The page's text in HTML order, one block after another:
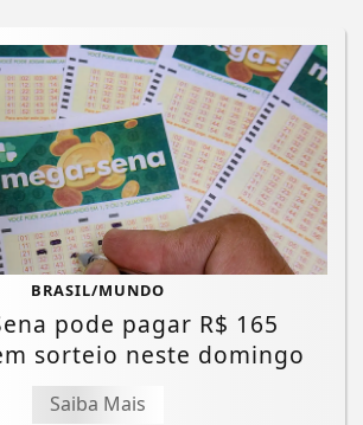
BRASIL/MUNDO
pode pagar R$ 165
sorteio neste domingo
Saiba Mais